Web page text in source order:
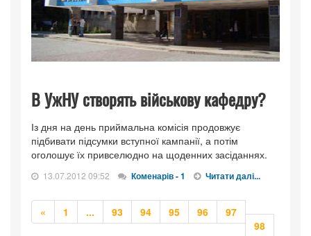
В УжНУ створять військову кафедру?
Із дня на день приймальна комісія продовжує
підбивати підсумки вступної кампанії, а потім
оголошує їх привселюдно на щоденних засіданнях.
13.07.2012 09:52 Коменарів - 1 Читати далі...
« Попередня
1 ... Попередня
93 94 95 96
97
98